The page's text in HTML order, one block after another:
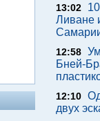
13:02
Ливане
12:58
Бней-
12:10
двух